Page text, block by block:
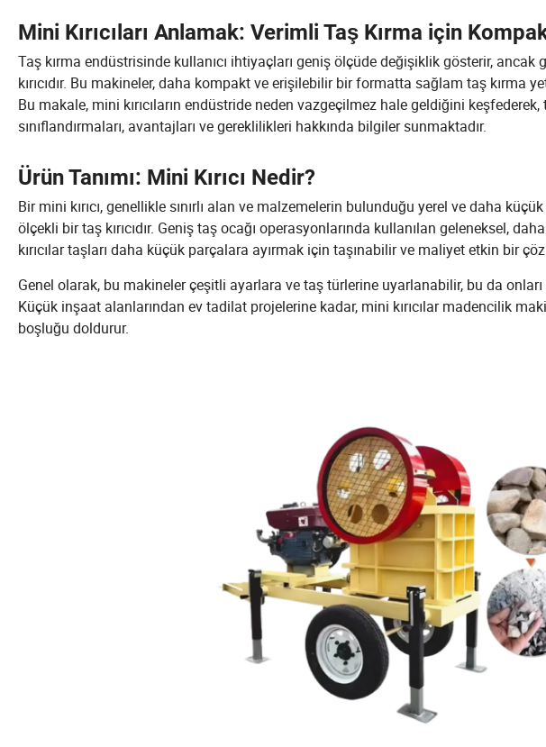
Mini Kırıcıları Anlamak: Verimli Taş Kırma için
Taş kırma endüstrisinde kullanıcı ihtiyaçları geniş ölçüde değişiklik gösterir, ancak
kırıcıdır. Bu makineler, daha kompakt ve erişilebilir bir formatta sağlam taş kırma
Bu makale, mini kırıcıların endüstride neden vazgeçilmez hale geldiğini keşfederek,
sınıflandırmaları, avantajları ve gereklilikleri hakkında bilgiler sunmaktadır.
Ürün Tanımı: Mini Kırıcı Nedir?
Bir mini kırıcı, genellikle sınırlı alan ve malzemelerin bulunduğu yerel ve daha
ölçekli bir taş kırıcıdır. Geniş taş ocağı operasyonlarında kullanılan geleneksel,
kırıcılar taşları daha küçük parçalara ayırmak için taşınabilir ve maliyet etkin bir
Genel olarak, bu makineler çeşitli ayarlara ve taş türlerine uyarlanabilir, bu da
Küçük inşaat alanlarından ev tadilat projelerine kadar, mini kırıcılar madencilik
boşluğu doldurur.